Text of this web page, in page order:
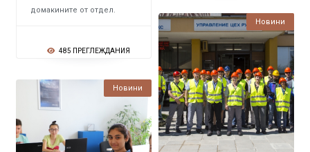
домакините от отдел.
485 ПРЕГЛЕЖДАНИЯ
Новини
Новини